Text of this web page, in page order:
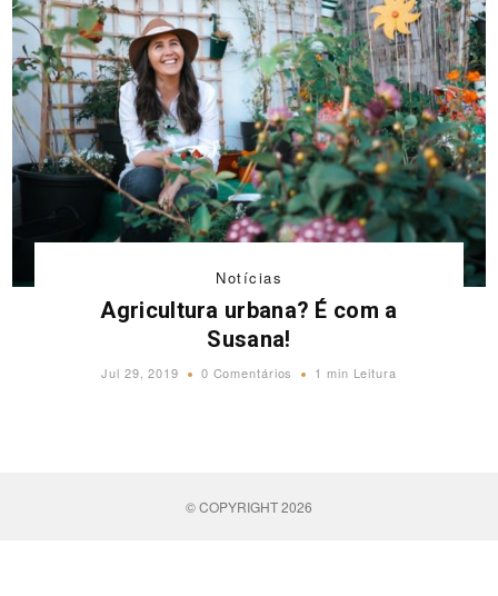
Notícias
Agricultura urbana? É com a
Susana!
Jul 29, 2019 0 Comentários 1 min Leitura
© COPYRIGHT 2026